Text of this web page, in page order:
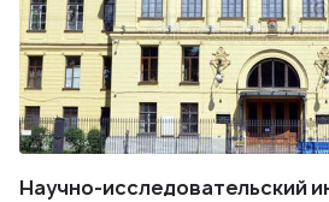
Научно-исследовательский